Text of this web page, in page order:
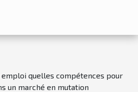
quelles compétences pour
un marché en mutation